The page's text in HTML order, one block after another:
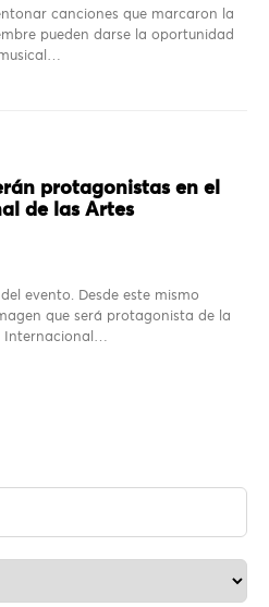
canciones que marcaron la
pueden darse la oportunidad
protagonistas en el
de las Artes
evento. Desde este mismo
que será protagonista de la
Internacional…